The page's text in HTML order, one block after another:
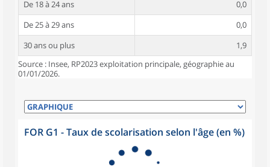
De 18 à 24 ans
0,0
De 25 à 29 ans
0,0
30 ans ou plus
1,9
Source : Insee, RP2023 exploitation principale, géographie au
01/01/2026.
FOR G1 - Taux de scolarisation selon l'âge (en %)